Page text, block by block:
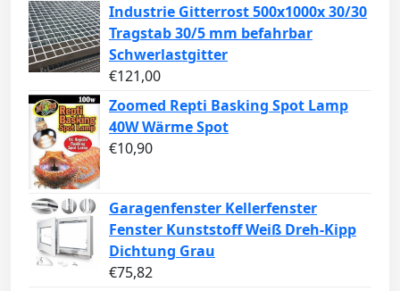
Industrie Gitterrost 500x1000x 30/30
Tragstab 30/5 mm befahrbar
Schwerlastgitter
€121,00
Zoomed Repti Basking Spot Lamp
40W Wärme Spot
€10,90
Garagenfenster Kellerfenster
Fenster Kunststoff Weiß Dreh-Kipp
Dichtung Grau
€75,82